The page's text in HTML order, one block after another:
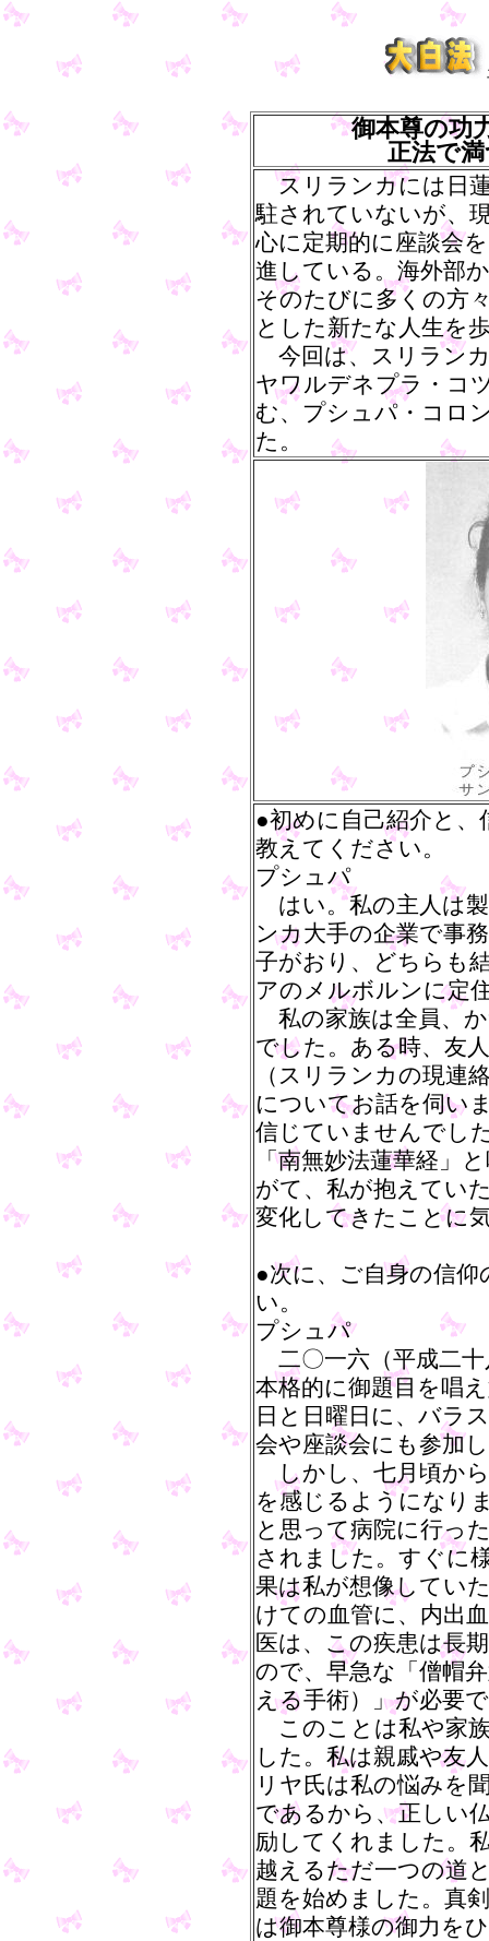
御本尊の功
正法で
スリランカには日
駐されていないが、
心に定期的に座談会
進している。海外部
そのたびに多くの方
とした新たな人生を
今回は、スリラン
ヤワルデネプラ・コ
む、プシュパ・コロ
た。
●初めに自己紹介と
教えてください。
プシュパ
はい。私の主人は
ンカ大手の企業で事
子がおり、どちらも
アのメルボルンに定
私の家族は全員、
でした。ある時、友
（スリランカの現連
についてお話を伺い
信じていませんでし
「南無妙法蓮華経」
がて、私が抱えてい
変化してきたことに
●次に、ご自身の信
い。
プシュパ
二〇一六（平成二
本格的に御題目を唱
日と日曜日に、バラ
会や座談会にも参加
しかし、七月頃か
を感じるようになり
と思って病院に行っ
されました。すぐに
果は私が想像してい
けての血管に、内出
医は、この疾患は長
ので、早急な「僧帽
える手術）」が必要
このことは私や家
した。私は親戚や友
リヤ氏は私の悩みを
であるから、正しい
励してくれました。
越えるただ一つの道
題を始めました。真
は御本尊様の御力を